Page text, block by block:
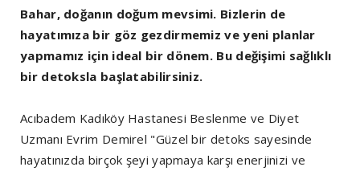
Bahar, doğanın doğum mevsimi. Bizlerin de
hayatımıza bir göz gezdirmemiz ve yeni planlar
yapmamız için ideal bir dönem. Bu değişimi sağlıklı
bir detoksla başlatabilirsiniz.
Acıbadem Kadıköy Hastanesi Beslenme ve Diyet
Uzmanı Evrim Demirel "Güzel bir detoks sayesinde
hayatınızda birçok şeyi yapmaya karşı enerjinizi ve